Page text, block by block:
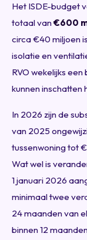
Het ISDE-budget
totaal van€600
circa €40 miljoen
isolatie en
RVO wekelijks
kunnen inschatten
In 2026 zijn de
van 2025
tussenwoning tot
Wat wel is
1 januari 2026
minimaal twee
24 maanden van
binnen 12